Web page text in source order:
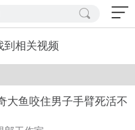
到相关视频
大鱼咬住男子手臂死活不